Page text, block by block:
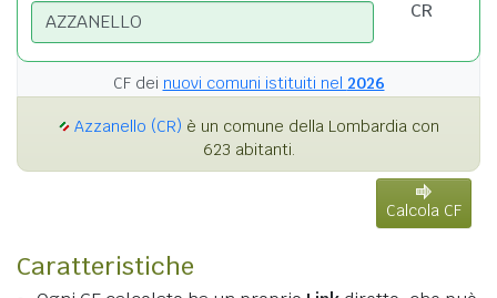
CF dei nuovi comuni istituiti nel 2026
Azzanello (CR) è un comune della Lombardia con
623 abitanti.
Calcola CF
Caratteristiche